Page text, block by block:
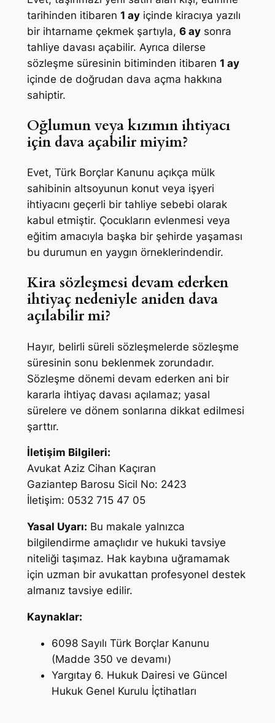
tarihinden itibaren 1 ayiçinde kiracıya yazılı
bir ihtarname çekmek şartıyla, 6 aysonra
tahliye davası açabilir. Ayrıca dilerse
sözleşme süresinin bitiminden itibaren 1 ay
içinde de doğrudan dava açma hakkına
sahiptir.
Oğlumun veya kızımın ihtiyacı
için dava açabilir miyim?
Evet, Türk Borçlar Kanunu açıkça mülk
sahibinin altsoyunun konut veya işyeri
ihtiyacını geçerli bir tahliye sebebi olarak
kabul etmiştir. Çocukların evlenmesi veya
eğitim amacıyla başka bir şehirde yaşaması
bu durumun en yaygın örneklerindendir.
Kira sözleşmesi devam ederken
ihtiyaç nedeniyle aniden dava
açılabilir mi?
Hayır, belirli süreli sözleşmelerde sözleşme
süresinin sonu beklenmek zorundadır.
Sözleşme dönemi devam ederken ani bir
kararla ihtiyaç davası açılamaz; yasal
sürelere ve dönem sonlarına dikkat edilmesi
şarttır.
İletişim Bilgileri:
Avukat Aziz Cihan Kaçıran
Gaziantep Barosu Sicil No: 2423
İletişim: 0532 715 47 05
Yasal Uyarı: Bu makale yalnızca
bilgilendirme amaçlıdır ve hukuki tavsiye
niteliği taşımaz. Hak kaybına uğramamak
için uzman bir avukattan profesyonel destek
almanız tavsiye edilir.
Kaynaklar:
6098 Sayılı Türk Borçlar Kanunu
(Madde 350 ve devamı)
Yargıtay 6. Hukuk Dairesi ve Güncel
Hukuk Genel Kurulu İçtihatları